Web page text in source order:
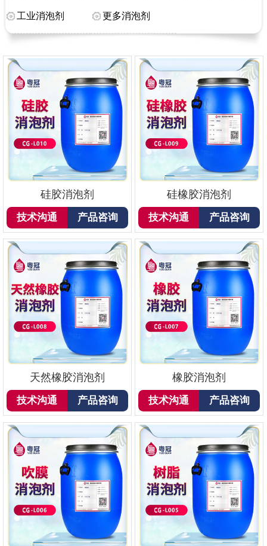
工业消泡剂 更多消泡剂
硅胶消泡剂
技术沟通 产品咨询
硅橡胶消泡剂
技术沟通 产品咨询
天然橡胶消泡剂
技术沟通 产品咨询
橡胶消泡剂
技术沟通 产品咨询